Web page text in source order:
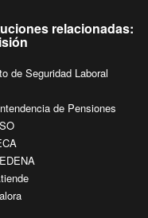
relacionadas:
de Seguridad Laboral
de Pensiones